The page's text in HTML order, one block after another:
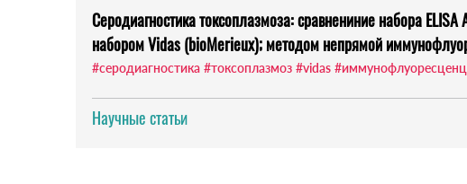
Серодиагностика токсоплазмоза: сравнениние набора ELISA
набором Vidas (bioMerieux); методом непрямой
#серодиагностика #токсоплазмоз #vidas
Научные статьи